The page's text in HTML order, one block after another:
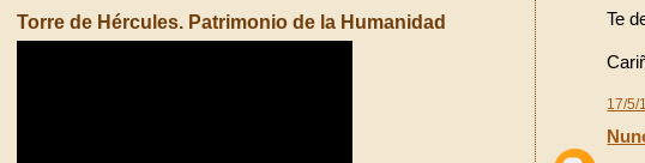
Te
17/5/
Torre de Hércules. Patrimonio de la Humanidad